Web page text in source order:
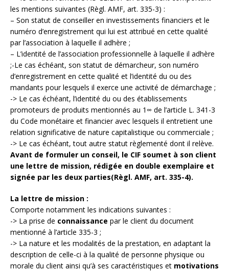
les mentions suivantes (Règl. AMF, art. 335-3) :
– Son statut de conseiller en investissements financiers et le
numéro d’enregistrement qui lui est attribué en cette qualité
par l’association à laquelle il adhère ;
– L’identité de l’association professionnelle à laquelle il adhère
;-Le cas échéant, son statut de démarcheur, son numéro
d’enregistrement en cette qualité et l’identité du ou des
mandants pour lesquels il exerce une activité de démarchage ;
-> Le cas échéant, l’identité du ou des établissements
promoteurs de produits mentionnés au 1∞ de l’article L. 341-3
du Code monétaire et financier avec lesquels il entretient une
relation significative de nature capitalistique ou commerciale ;
-> Le cas échéant, tout autre statut règlementé dont il relève.
Avant de formuler un conseil, le CIF soumet à son client
une lettre de mission, rédigée en double exemplaire et
signée par les deux parties(Règl. AMF, art. 335-4).
La lettre de mission :
Comporte notamment les indications suivantes :
-> La prise de connaissance par le client du document
mentionné à l’article 335-3 ;
-> La nature et les modalités de la prestation, en adaptant la
description de celle-ci à la qualité de personne physique ou
morale du client ainsi qu’à ses caractéristiques et motivations